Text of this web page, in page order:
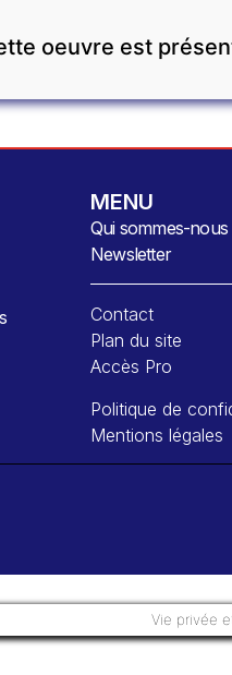
oeuvre est
MENU
Qui sommes-nous
Newsletter
Contact
Plan du site
Accès Pro
Politique de
Mentions légales
Vie privée